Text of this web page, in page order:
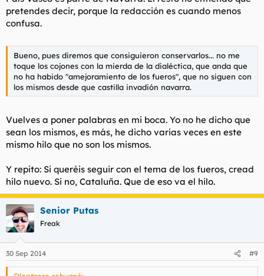
pretendes decir, porque la redacción es cuando menos
confusa.
Bueno, pues diremos que consiguieron conservarlos... no me
toque los cojones con la mierda de la dialéctica, que anda que
no ha habido "amejoramiento de los fueros", que no siguen con
los mismos desde que castilla invadión navarra.
Vuelves a poner palabras en mi boca. Yo no he dicho que
sean los mismos, es más, he dicho varias veces en este
mismo hilo que no son los mismos.
Y repito: Si queréis seguir con el tema de los fueros, cread
hilo nuevo. Si no, Cataluña. Que de eso va el hilo.
Senior Putas
Freak
30 Sep 2014 #9